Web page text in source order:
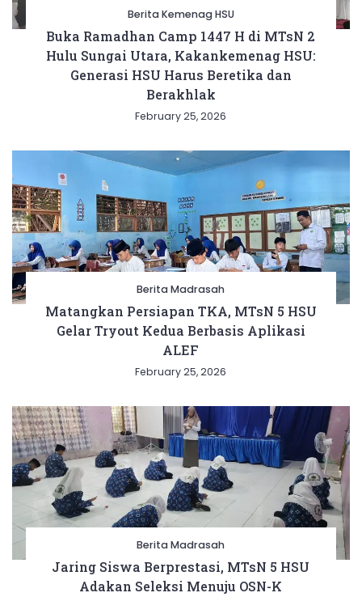
Berita Kemenag HSU
Buka Ramadhan Camp 1447 H di MTsN 2
Hulu Sungai Utara, Kakankemenag HSU:
Generasi HSU Harus Beretika dan
Berakhlak
February 25, 2026
Berita Madrasah
Matangkan Persiapan TKA, MTsN 5 HSU
Gelar Tryout Kedua Berbasis Aplikasi
ALEF
February 25, 2026
Berita Madrasah
Jaring Siswa Berprestasi, MTsN 5 HSU
Adakan Seleksi Menuju OSN-K